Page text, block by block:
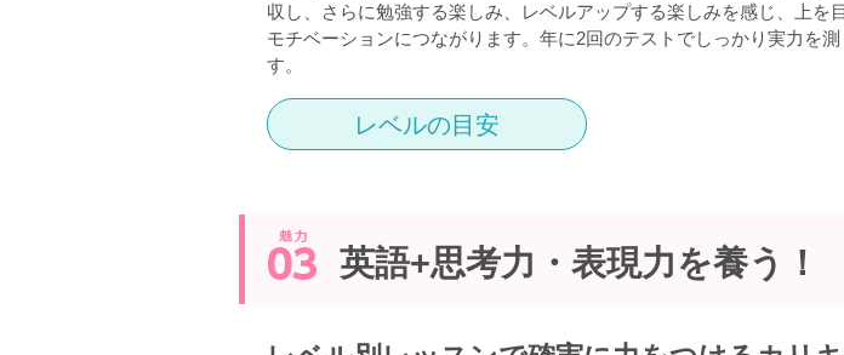
収し、さらに勉強する楽しみ、レベルアップする楽しみを感じ、上を
モチベーションにつながります。年に2回のテストでしっかり実力を測
す。
レベルの目安
英語+思考力・表現力を養う！